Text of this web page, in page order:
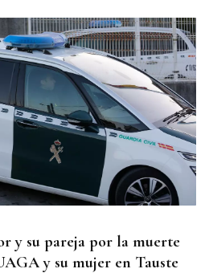
y su pareja por la muerte
y su mujer en Tauste